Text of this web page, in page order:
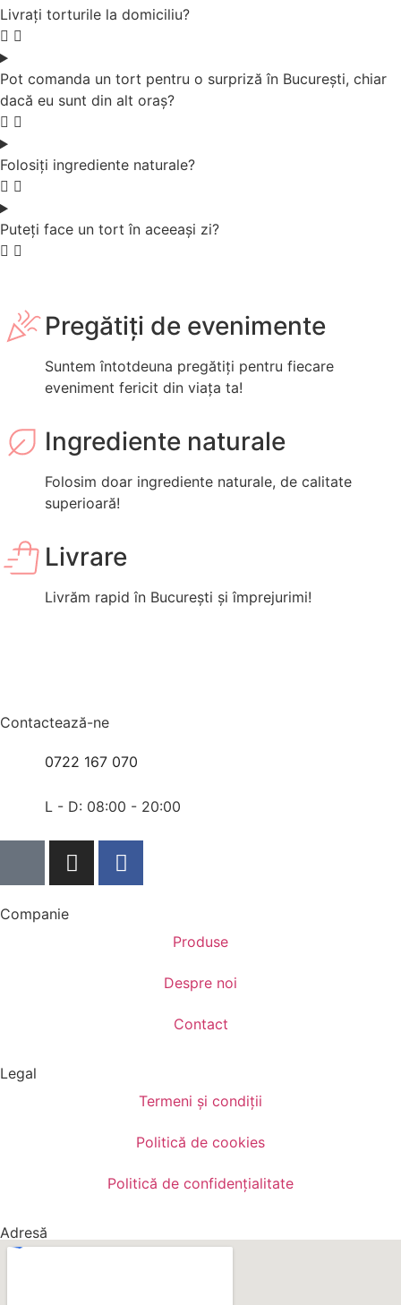
Livrați torturile la domiciliu?
Pot comanda un tort pentru o surpriză în București, chiar
dacă eu sunt din alt oraș?
Folosiți ingrediente naturale?
Puteți face un tort în aceeași zi?
Pregătiți de evenimente
Suntem întotdeuna pregătiți pentru fiecare
eveniment fericit din viața ta!
Ingrediente naturale
Folosim doar ingrediente naturale, de calitate
superioară!
Livrare
Livrăm rapid în București și împrejurimi!
Contactează-ne
0722 167 070
L - D: 08:00 - 20:00
Companie
Produse
Despre noi
Contact
Legal
Termeni și condiții
Politică de cookies
Politică de confidențialitate
Adresă